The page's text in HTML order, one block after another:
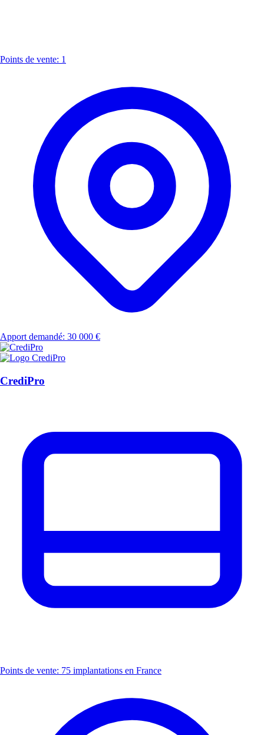
Points de vente: 1
Apport demandé: 30 000 €
CrediPro
Points de vente: 75 implantations en France